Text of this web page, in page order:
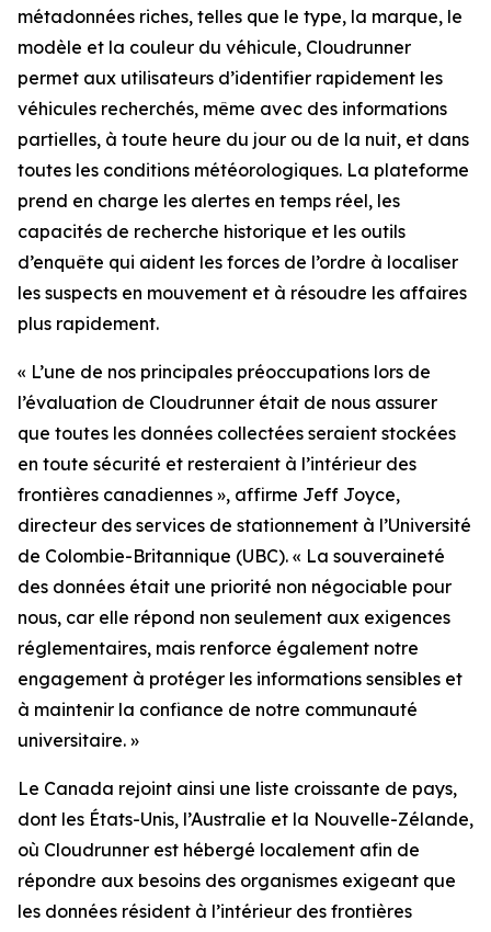
métadonnées riches, telles que le type, la marque, le
modèle et la couleur du véhicule, Cloudrunner
permet aux utilisateurs d’identifier rapidement les
véhicules recherchés, même avec des informations
partielles, à toute heure du jour ou de la nuit, et dans
toutes les conditions météorologiques. La plateforme
prend en charge les alertes en temps réel, les
capacités de recherche historique et les outils
d’enquête qui aident les forces de l’ordre à localiser
les suspects en mouvement et à résoudre les affaires
plus rapidement.
« L’une de nos principales préoccupations lors de
l’évaluation de Cloudrunner était de nous assurer
que toutes les données collectées seraient stockées
en toute sécurité et resteraient à l’intérieur des
frontières canadiennes », affirme Jeff Joyce,
directeur des services de stationnement à l’Université
de Colombie-Britannique (UBC). « La souveraineté
des données était une priorité non négociable pour
nous, car elle répond non seulement aux exigences
réglementaires, mais renforce également notre
engagement à protéger les informations sensibles et
à maintenir la confiance de notre communauté
universitaire. »
Le Canada rejoint ainsi une liste croissante de pays,
dont les États-Unis, l’Australie et la Nouvelle-Zélande,
où Cloudrunner est hébergé localement afin de
répondre aux besoins des organismes exigeant que
les données résident à l’intérieur des frontières